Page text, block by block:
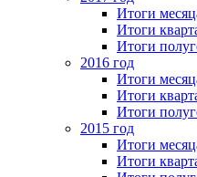
Итоги
Итоги
Итоги
2016 год
Итоги
Итоги
Итоги
2015 год
Итоги
Итоги